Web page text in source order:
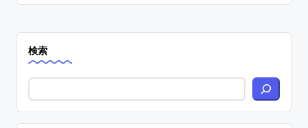
検索